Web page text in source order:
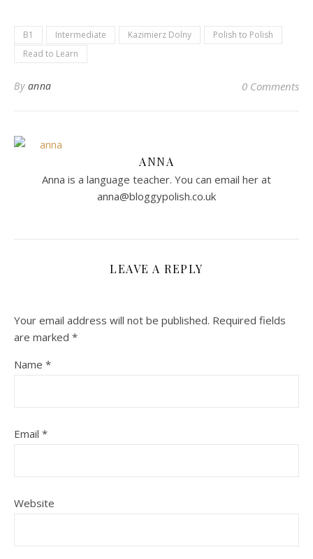
B1 Intermediate Kazimierz Dolny
Polish to Polish
Read to Learn
By anna 0 Comments
ANNA
Anna is a language teacher. You can email her at
anna@bloggypolish.co.uk
LEAVE A REPLY
Your email address will not be published. Required fields
are marked *
Name *
Email *
Website